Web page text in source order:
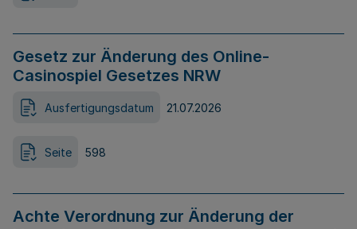
Gesetz zur Änderung des Online-
Casinospiel Gesetzes NRW
Ausfertigungsdatum 21.07.2026
Seite 598
Achte Verordnung zur Änderung der